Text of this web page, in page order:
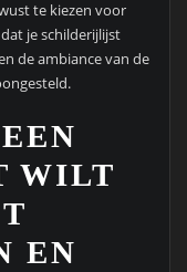
te kiezen voor
je schilderijlijst
de ambiance van de
WILT
EN